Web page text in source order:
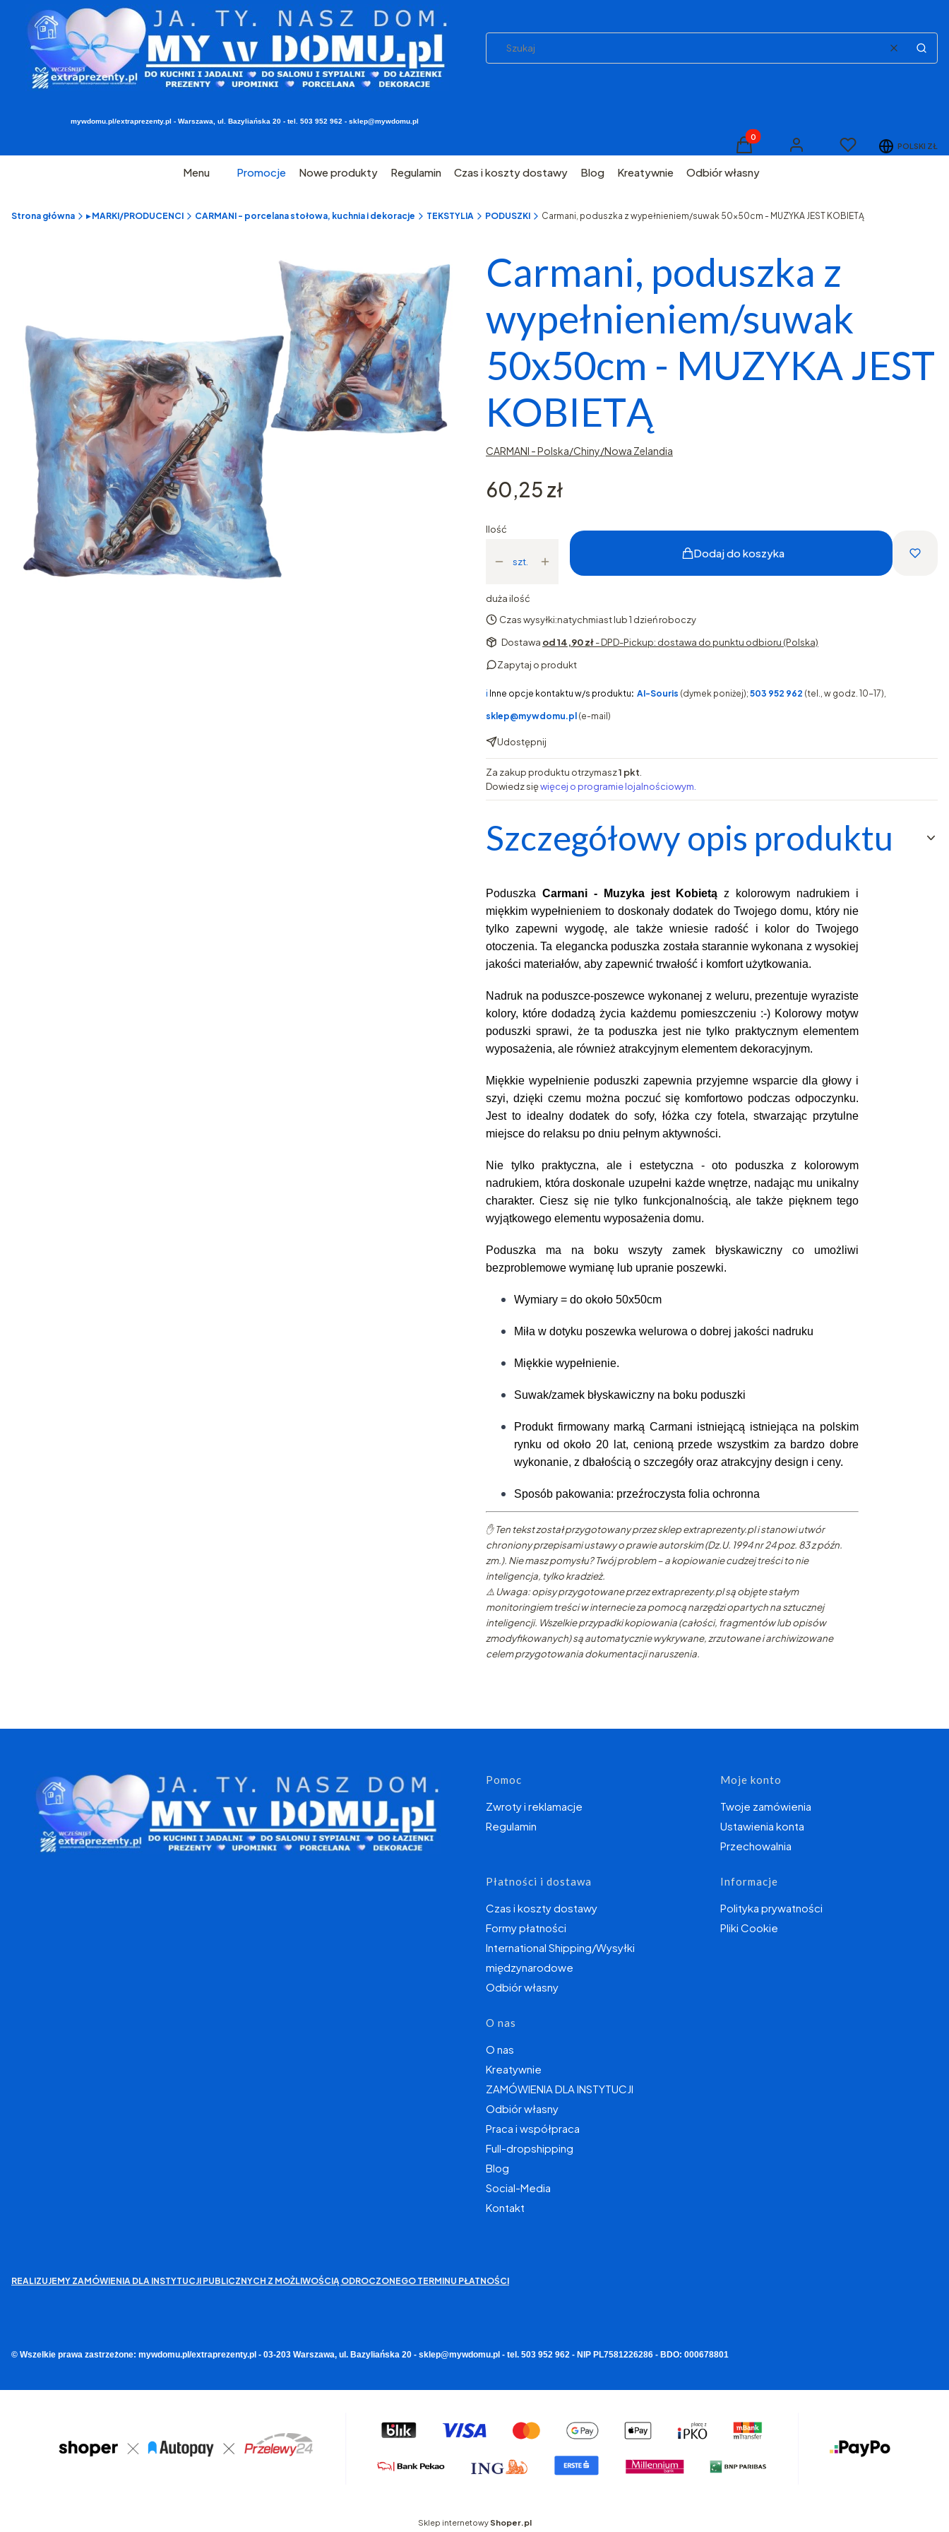
WyczyśćSzukaj
mywdomu.pl/extraprezenty.pl - Warszawa, ul. Bazyliańska 20 - tel. 503 952 962 - sklep@mywdomu.pl
Produkty w koszyku: 0. Zobacz szczegóły
Koszyk Zaloguj się
Ulubione POLSKI ZŁ
Menu Promocje Nowe produkty Regulamin Czas i koszty dostawy Blog Kreatywnie Odbiór własny
Strona główna ▸ MARKI/PRODUCENCI CARMANI - porcelana stołowa, kuchnia i dekoracje TEKSTYLIA PODUSZKI Carmani, poduszka z wypełnieniem/suwak 50x50cm - MUZYKA JEST KOBIETĄ
Carmani, poduszka z
wypełnieniem/suwak
50x50cm - MUZYKA JEST
KOBIETĄ
CARMANI - Polska/Chiny/Nowa Zelandia
Cena
60,25 zł
Ilość
szt.
Dodaj do koszyka
duża ilość
Czas wysyłki:natychmiast lub 1 dzień roboczy
Dostawa od 14,90 zł- DPD-Pickup: dostawa do punktu odbioru (Polska)
Zapytaj o produkt
ℹ️ Inne opcje kontaktu w/s produktu: AI-Souris (dymek poniżej); 503 952 962 (tel., w godz. 10-17),
sklep@mywdomu.pl (e-mail)
Udostępnij
Za zakup produktu otrzymasz1 pkt
Dowiedz sięwięcej o programie lojalnościowym.
Szczegółowy opis produktu
Poduszka Carmani - Muzyka jest Kobietą z kolorowym nadrukiem i
miękkim wypełnieniem to doskonały dodatek do Twojego domu, który nie
tylko zapewni wygodę, ale także wniesie radość i kolor do Twojego
otoczenia. Ta elegancka poduszka została starannie wykonana z wysokiej
jakości materiałów, aby zapewnić trwałość i komfort użytkowania.
Nadruk na poduszce-poszewce wykonanej z weluru, prezentuje wyraziste
kolory, które dodadzą życia każdemu pomieszczeniu :-) Kolorowy motyw
poduszki sprawi, że ta poduszka jest nie tylko praktycznym elementem
wyposażenia, ale również atrakcyjnym elementem dekoracyjnym.
Miękkie wypełnienie poduszki zapewnia przyjemne wsparcie dla głowy i
szyi, dzięki czemu można poczuć się komfortowo podczas odpoczynku.
Jest to idealny dodatek do sofy, łóżka czy fotela, stwarzając przytulne
miejsce do relaksu po dniu pełnym aktywności.
Nie tylko praktyczna, ale i estetyczna - oto poduszka z kolorowym
nadrukiem, która doskonale uzupełni każde wnętrze, nadając mu unikalny
charakter. Ciesz się nie tylko funkcjonalnością, ale także pięknem tego
wyjątkowego elementu wyposażenia domu.
Poduszka ma na boku wszyty zamek błyskawiczny co umożliwi
bezproblemowe wymianę lub upranie poszewki.
Wymiary = do około 50x50cm
Miła w dotyku poszewka welurowa o dobrej jakości nadruku
Miękkie wypełnienie.
Suwak/zamek błyskawiczny na boku poduszki
Produkt firmowany marką Carmani istniejącą istniejąca na polskim
rynku od około 20 lat, cenioną przede wszystkim za bardzo dobre
wykonanie, z dbałością o szczegóły oraz atrakcyjny design i ceny.
Sposób pakowania: przeźroczysta folia ochronna
✋ Ten tekst został przygotowany przez sklep extraprezenty.pl i stanowi utwór
chroniony przepisami ustawy o prawie autorskim (Dz.U. 1994 nr 24 poz. 83 z późn.
zm.). Nie masz pomysłu? Twój problem – a kopiowanie cudzej treści to nie
inteligencja, tylko kradzież.
⚠️ Uwaga: opisy przygotowane przez extraprezenty.pl są objęte stałym
monitoringiem treści w internecie za pomocą narzędzi opartych na sztucznej
inteligencji. Wszelkie przypadki kopiowania (całości, fragmentów lub opisów
zmodyfikowanych) są automatycznie wykrywane, zrzutowane i archiwizowane
celem przygotowania dokumentacji naruszenia.
Linki w stopce
Pomoc
Zwroty i reklamacje
Regulamin
Moje konto
Twoje zamówienia
Ustawienia konta
Przechowalnia
Płatności i dostawa
Czas i koszty dostawy
Formy płatności
International Shipping/Wysyłki
międzynarodowe
Odbiór własny
Informacje
Polityka prywatności
Pliki Cookie
O nas
O nas
Kreatywnie
ZAMÓWIENIA DLA INSTYTUCJI
Odbiór własny
Praca i współpraca
Full-dropshipping
Blog
Social-Media
Kontakt
REALIZUJEMY ZAMÓWIENIA DLA INSTYTUCJI PUBLICZNYCH Z MOŻLIWOŚCIĄ ODROCZONEGO TERMINU PŁATNOŚCI
© Wszelkie prawa zastrzeżone: mywdomu.pl/extraprezenty.pl - 03-203 Warszawa, ul. Bazyliańska 20 - sklep@mywdomu.pl - tel. 503 952 962 - NIP PL7581226286 - BDO: 000678801
Sklep internetowy Shoper.pl